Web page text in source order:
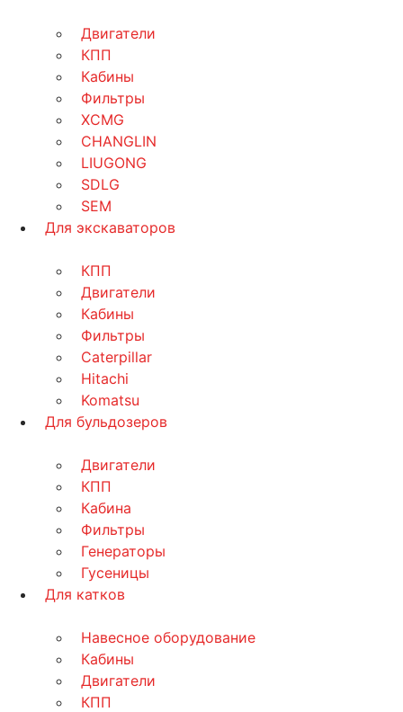
Двигатели
КПП
Кабины
Фильтры
XCMG
CHANGLIN
LIUGONG
SDLG
SEM
Для экскаваторов
КПП
Двигатели
Кабины
Фильтры
Caterpillar
Hitachi
Komatsu
Для бульдозеров
Двигатели
КПП
Кабина
Фильтры
Генераторы
Гусеницы
Для катков
Навесное оборудование
Кабины
Двигатели
КПП